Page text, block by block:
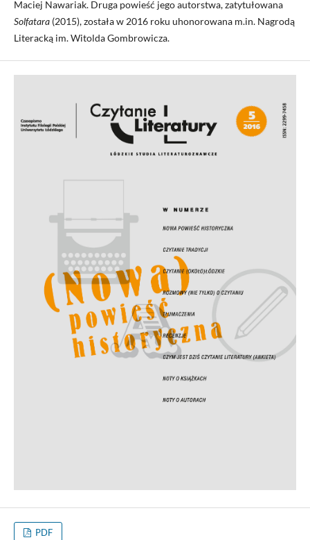
Maciej Nawariak. Druga powieść jego autorstwa, zatytułowana
Solfatara (2015), została w 2016 roku uhonorowana m.in. Nagrodą
Literacką im. Witolda Gombrowicza.
PDF